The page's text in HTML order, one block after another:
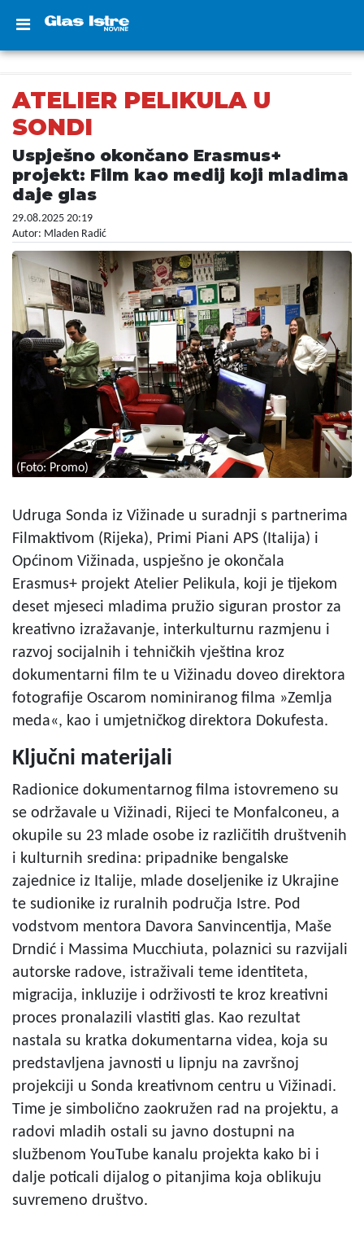
ATELIER PELIKULA U
SONDI
Uspješno okončano Erasmus+
projekt: Film kao medij koji mladima
daje glas
29.08.2025 20:19
Autor: Mladen Radić
(Foto: Promo)
Udruga Sonda iz Vižinade u suradnji s partnerima
Filmaktivom (Rijeka), Primi Piani APS (Italija) i
Općinom Vižinada, uspješno je okončala
Erasmus+ projekt Atelier Pelikula, koji je tijekom
deset mjeseci mladima pružio siguran prostor za
kreativno izražavanje, interkulturnu razmjenu i
razvoj socijalnih i tehničkih vještina kroz
dokumentarni film te u Vižinadu doveo direktora
fotografije Oscarom nominiranog filma »Zemlja
meda«, kao i umjetničkog direktora Dokufesta.
Ključni materijali
Radionice dokumentarnog filma istovremeno su
se održavale u Vižinadi, Rijeci te Monfalconeu, a
okupile su 23 mlade osobe iz različitih društvenih
i kulturnih sredina: pripadnike bengalske
zajednice iz Italije, mlade doseljenike iz Ukrajine
te sudionike iz ruralnih područja Istre. Pod
vodstvom mentora Davora Sanvincentija, Maše
Drndić i Massima Mucchiuta, polaznici su razvijali
autorske radove, istraživali teme identiteta,
migracija, inkluzije i održivosti te kroz kreativni
proces pronalazili vlastiti glas. Kao rezultat
nastala su kratka dokumentarna videa, koja su
predstavljena javnosti u lipnju na završnoj
projekciji u Sonda kreativnom centru u Vižinadi.
Time je simbolično zaokružen rad na projektu, a
radovi mladih ostali su javno dostupni na
službenom YouTube kanalu projekta kako bi i
dalje poticali dijalog o pitanjima koja oblikuju
suvremeno društvo.